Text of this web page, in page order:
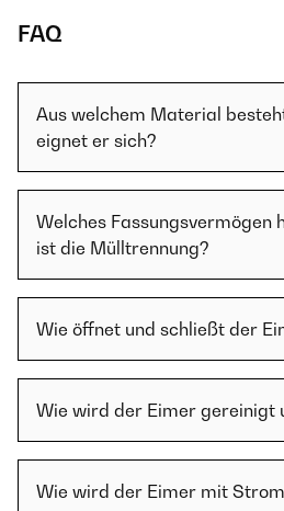
FAQ
Aus welchem Material
eignet er sich?
Welches Fassungsvermögen
ist die Mülltrennung?
Wie öffnet und schließt der
Wie wird der Eimer gereinigt
Wie wird der Eimer mit